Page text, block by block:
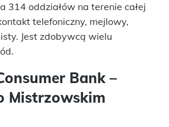
314 oddziałów na terenie całej
telefoniczny, mejlowy,
Jest zdobywcą wielu
Bank –
Mistrzowskim